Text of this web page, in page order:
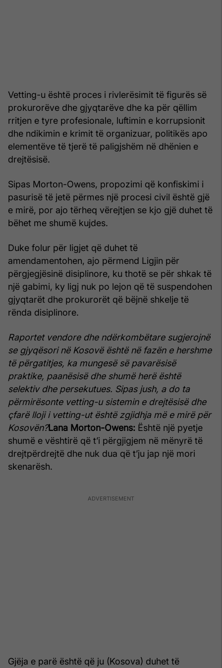
Vetting-u është proces i rivlerësimit të figurës së
prokurorëve dhe gjyqtarëve dhe ka për qëllim
rritjen e tyre profesionale, luftimin e korrupsionit
dhe ndikimin e krimit të organizuar, politikës apo
elementëve të tjerë të paligjshëm në dhënien e
drejtësisë.
Sipas Morton-Owens, propozimi që konfiskimi i
pasurisë të jetë përmes një procesi civil është gjë
e mirë, por ajo tërheq vërejtjen se kjo gjë duhet të
bëhet me shumë kujdes.
Duke folur për ligjet që duhet të
amendamentohen, ajo përmend Ligjin për
përgjegjësinë disiplinore, ku thotë se për shkak të
një gabimi, ky ligj nuk po lejon që të suspendohen
gjyqtarët dhe prokurorët që bëjnë shkelje të
rënda disiplinore.
Raportet vendore dhe ndërkombëtare sugjerojnë
se gjyqësori në Kosovë është në fazën e hershme
të përgatitjes, ka mungesë së pavarësisë
praktike, paanësisë dhe shumë herë është
selektiv dhe persekutues. Sipas jush, a do ta
përmirësonte vetting-u sistemin e drejtësisë dhe
çfarë lloji i vetting-ut është zgjidhja më e mirë për
Kosovën?Lana Morton-Owens: Është një pyetje
shumë e vështirë që t’i përgjigjem në mënyrë të
drejtpërdrejtë dhe nuk dua që t’ju jap një mori
skenarësh.
Gjëja e parë është që ju (Kosova) duhet të